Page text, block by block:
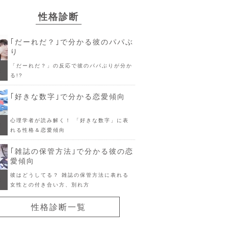
性格診断
｢だーれだ？｣で分かる彼のパパぶ
り
「だーれだ？」の反応で彼のパパぶりが分か
る!?
｢好きな数字｣で分かる恋愛傾向
心理学者が読み解く！ 「好きな数字」に表
れる性格＆恋愛傾向
｢雑誌の保管方法｣で分かる彼の恋
愛傾向
彼はどうしてる？ 雑誌の保管方法に表れる
女性との付き合い方、別れ方
性格診断一覧